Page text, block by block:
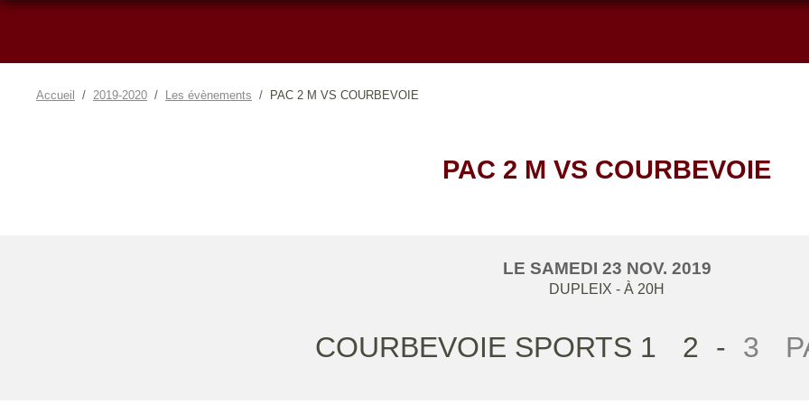
Accueil 2019-2020 Les évènements PAC 2 M VS COURBEVOIE
PAC 2 M VS COURBEVOIE
LE SAMEDI 23 NOV. 2019
DUPLEIX - À 20H
COURBEVOIE SPORTS 1 2 - 3